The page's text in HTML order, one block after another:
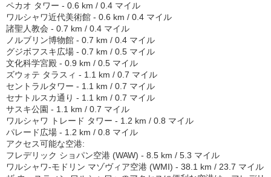
ペカオ タワー - 0.6 km / 0.4 マイル
ワルシャワ近代美術館 - 0.6 km / 0.4 マイル
諸聖人教会 - 0.7 km / 0.4 マイル
ノルブリン博物館 - 0.7 km / 0.4 マイル
グジボフスキ広場 - 0.7 km / 0.5 マイル
文化科学宮殿 - 0.9 km / 0.5 マイル
ズウォテ タラスィ - 1.1 km / 0.7 マイル
セントラルタワー - 1.1 km / 0.7 マイル
セナトルスカ通り - 1.1 km / 0.7 マイル
サスキ公園 - 1.1 km / 0.7 マイル
ワルシャワ トレード タワー - 1.2 km / 0.8 マイル
パレード広場 - 1.2 km / 0.8 マイル
アクセス可能な空港:
フレデリック ショパン空港 (WAW) - 8.5 km / 5.3 マイル
ワルシャワ-モドリン マゾヴィア空港 (WMI) - 38.1 km / 23.7 マイル